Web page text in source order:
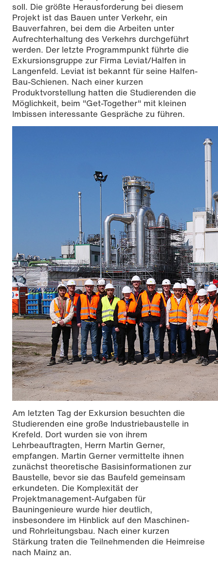
soll. Die größte Herausforderung bei diesem
Projekt ist das Bauen unter Verkehr, ein
Bauverfahren, bei dem die Arbeiten unter
Aufrechterhaltung des Verkehrs durchgeführt
werden. Der letzte Programmpunkt führte die
Exkursionsgruppe zur Firma Leviat/Halfen in
Langenfeld. Leviat ist bekannt für seine Halfen-
Bau-Schienen. Nach einer kurzen
Produktvorstellung hatten die Studierenden die
Möglichkeit, beim "Get-Together" mit kleinen
Imbissen interessante Gespräche zu führen.
Am letzten Tag der Exkursion besuchten die
Studierenden eine große Industriebaustelle in
Krefeld. Dort wurden sie von ihrem
Lehrbeauftragten, Herrn Martin Gerner,
empfangen. Martin Gerner vermittelte ihnen
zunächst theoretische Basisinformationen zur
Baustelle, bevor sie das Baufeld gemeinsam
erkundeten. Die Komplexität der
Projektmanagement-Aufgaben für
Bauningenieure wurde hier deutlich,
insbesondere im Hinblick auf den Maschinen-
und Rohrleitungsbau. Nach einer kurzen
Stärkung traten die Teilnehmenden die Heimreise
nach Mainz an.